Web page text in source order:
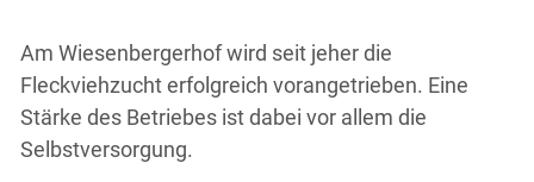
Am Wiesenbergerhof wird seit jeher die
Fleckviehzucht erfolgreich vorangetrieben. Eine
Stärke des Betriebes ist dabei vor allem die
Selbstversorgung.